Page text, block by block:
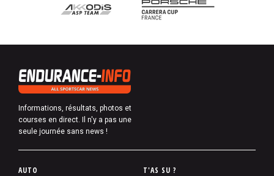
Informations, résultats, photos et
courses en direct. Il n'y a pas une
seule journée sans news !
P
AUTO T'AS SU ?